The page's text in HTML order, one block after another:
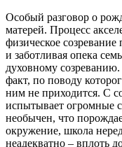
Особый разговор о
матерей. Процесс
физическое созревание
и заботливая опека
духовному
факт, по поводу
ним не приходится. С
испытывает огромные
необычен, что
окружение, школа
неадекватно – вплоть